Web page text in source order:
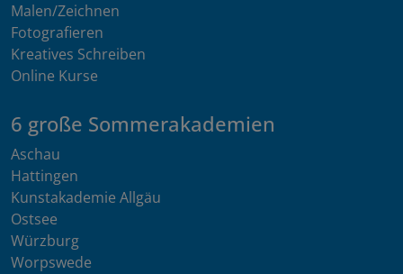
Malen/Zeichnen
Fotografieren
Kreatives Schreiben
Online Kurse
6 große Sommerakademien
Aschau
Hattingen
Kunstakademie Allgäu
Ostsee
Würzburg
Worpswede